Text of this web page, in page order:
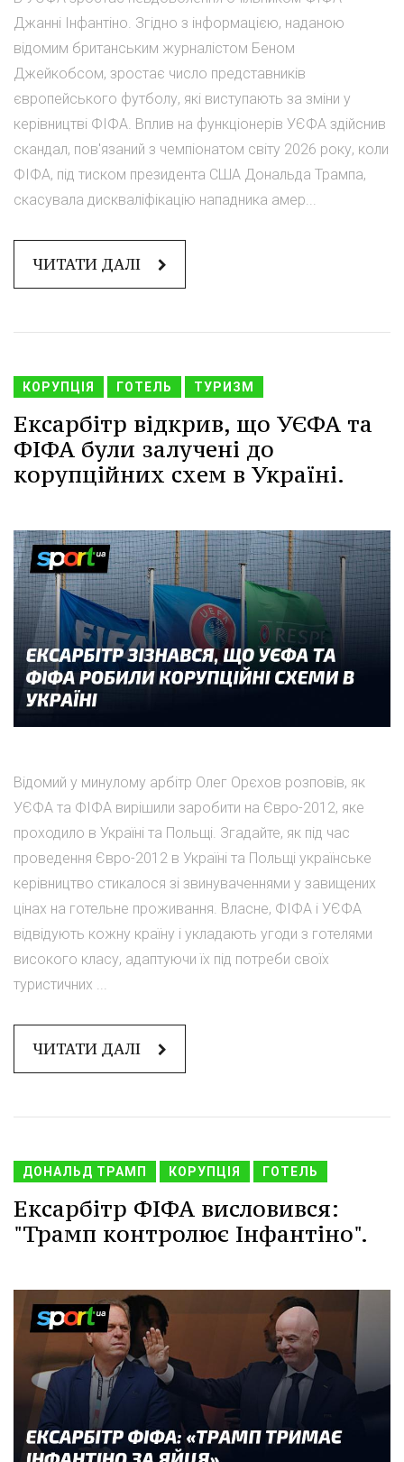
Джанні Інфантіно. Згідно з інформацією, наданою
відомим британським журналістом Беном
Джейкобсом, зростає число представників
європейського футболу, які виступають за зміни у
керівництві ФІФА. Вплив на функціонерів УЄФА здійснив
скандал, пов'язаний з чемпіонатом світу 2026 року, коли
ФІФА, під тиском президента США Дональда Трампа,
скасувала дискваліфікацію нападника амер...
ЧИТАТИ ДАЛІ
КОРУПЦІЯ ГОТЕЛЬ ТУРИЗМ
Ексарбітр відкрив, що УЄФА та
ФІФА були залучені до
корупційних схем в Україні.
Відомий у минулому арбітр Олег Орєхов розповів, як
УЄФА та ФІФА вирішили заробити на Євро-2012, яке
проходило в Україні та Польщі. Згадайте, як під час
проведення Євро-2012 в Україні та Польщі українське
керівництво стикалося зі звинуваченнями у завищених
цінах на готельне проживання. Власне, ФІФА і УЄФА
відвідують кожну країну і укладають угоди з готелями
високого класу, адаптуючи їх під потреби своїх
туристичних ...
ЧИТАТИ ДАЛІ
ДОНАЛЬД ТРАМП КОРУПЦІЯ ГОТЕЛЬ
Ексарбітр ФІФА висловився:
"Трамп контролює Інфантіно".